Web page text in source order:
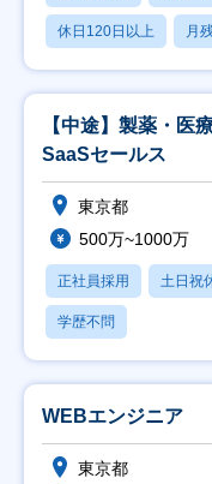
休日120日以上 月
【中途】製薬・医
SaaSセールス
東京都
500万~1000万
正社員採用 土日祝
学歴不問
WEBエンジニア
東京都